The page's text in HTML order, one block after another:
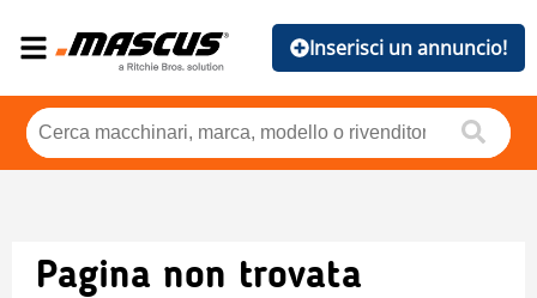
Inserisci un annuncio!
Pagina non trovata